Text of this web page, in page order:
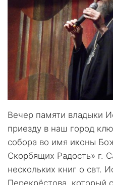
Вечер памяти владыки
приезду в наш город
собора во имя иконы
Скорбящих Радость» г.
нескольких книг о свт.
Перекрёстова, который